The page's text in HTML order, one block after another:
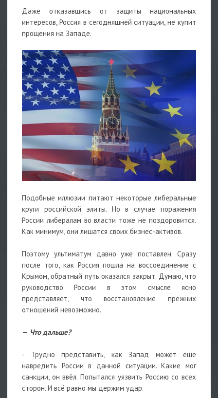
Даже отказавшись от защиты национальных
интересов, Россия в сегодняшней ситуации, не купит
прощения на Западе.
Подобные иллюзии питают некоторые либеральные
круги российской элиты. Но в случае поражения
России либералам во власти тоже не поздоровится.
Как минимум, они лишатся своих бизнес-активов.
Поэтому ультиматум давно уже поставлен. Сразу
после того, как Россия пошла на воссоединение с
Крымом, обратный путь оказался закрыт. Думаю, что
руководство России в этом смысле ясно
представляет, что восстановление прежних
отношений невозможно.
— Что дальше?
- Трудно представить, как Запад может ещё
навредить России в данной ситуации. Какие мог
санкции, он ввёл. Попытался уязвить Россию со всех
сторон. И всё равно мы держим удар.